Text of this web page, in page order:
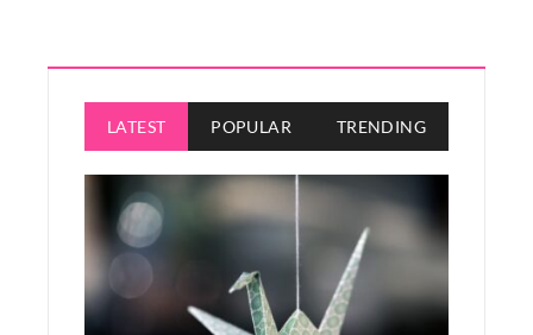
LATEST POPULAR TRENDING